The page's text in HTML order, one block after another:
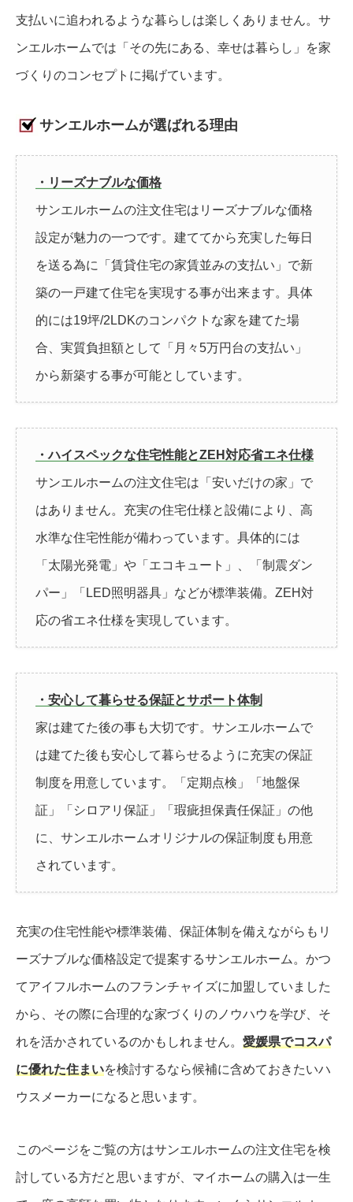
支払いに追われるような暮らしは楽しくありません。サ
ンエルホームでは「その先にある、幸せは暮らし」を家
づくりのコンセプトに掲げています。
サンエルホームが選ばれる理由
・リーズナブルな価格
サンエルホームの注文住宅はリーズナブルな価格
設定が魅力の一つです。建ててから充実した毎日
を送る為に「賃貸住宅の家賃並みの支払い」で新
築の一戸建て住宅を実現する事が出来ます。具体
的には19坪/2LDKのコンパクトな家を建てた場
合、実質負担額として「月々5万円台の支払い」
から新築する事が可能としています。
・ハイスペックな住宅性能とZEH対応省エネ仕様
サンエルホームの注文住宅は「安いだけの家」で
はありません。充実の住宅仕様と設備により、高
水準な住宅性能が備わっています。具体的には
「太陽光発電」や「エコキュート」、「制震ダン
パー」「LED照明器具」などが標準装備。ZEH対
応の省エネ仕様を実現しています。
・安心して暮らせる保証とサポート体制
家は建てた後の事も大切です。サンエルホームで
は建てた後も安心して暮らせるように充実の保証
制度を用意しています。「定期点検」「地盤保
証」「シロアリ保証」「瑕疵担保責任保証」の他
に、サンエルホームオリジナルの保証制度も用意
されています。
充実の住宅性能や標準装備、保証体制を備えながらもリ
ーズナブルな価格設定で提案するサンエルホーム。かつ
てアイフルホームのフランチャイズに加盟していました
から、その際に合理的な家づくりのノウハウを学び、そ
れを活かされているのかもしれません。 愛媛県でコスパ
に優れた住まいを検討するなら候補に含めておきたいハ
ウスメーカーになると思います。
このページをご覧の方はサンエルホームの注文住宅を検
討している方だと思いますが、マイホームの購入は一生